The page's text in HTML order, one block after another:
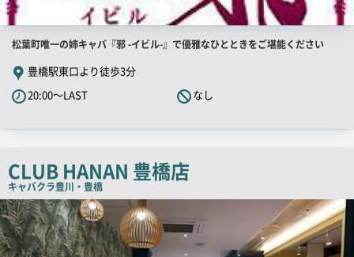
店
舗
PR
キ
コ
ピ
ー
松葉町唯一の姉キャバ『邪 -イビル-』で優雅なひとときをご堪能ください
豊橋駅東口より徒歩3分
20:00～LAST
なし
CLUB HANAN 豊橋店
キャバクラ豊川・豊橋
店
舗
PR
画
像